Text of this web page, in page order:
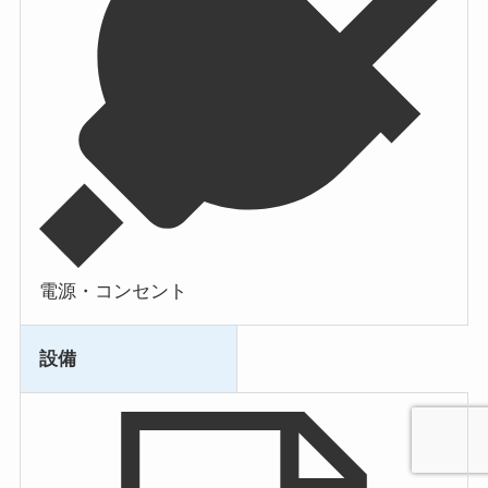
電源・コンセント
設備